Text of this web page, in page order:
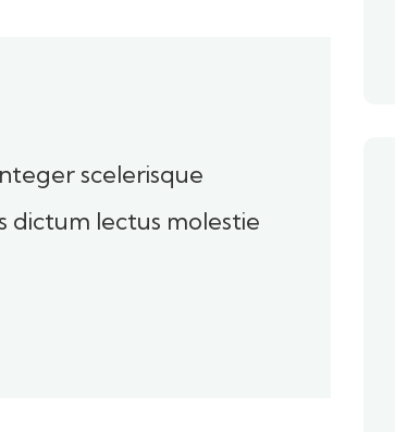
scelerisque
dictum lectus molestie